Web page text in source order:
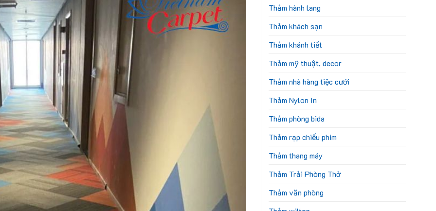
Thảm hành lang
Thảm khách sạn
Thảm khánh tiết
Thảm mỹ thuật, decor
Thảm nhà hàng tiệc cưới
Thảm Nylon In
Thảm phòng bida
Thảm rạp chiếu phim
Thảm thang máy
Thảm Trải Phòng Thờ
Thảm văn phòng